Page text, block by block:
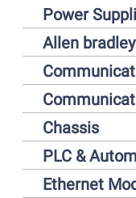
Power
Allen
Chassis
PLC &
Ethernet